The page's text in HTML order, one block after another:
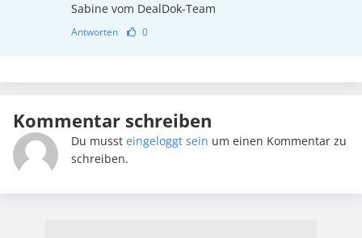
Sabine vom DealDok-Team
Antworten 0
Kommentar schreiben
Du musst eingeloggt sein um einen Kommentar zu
schreiben.